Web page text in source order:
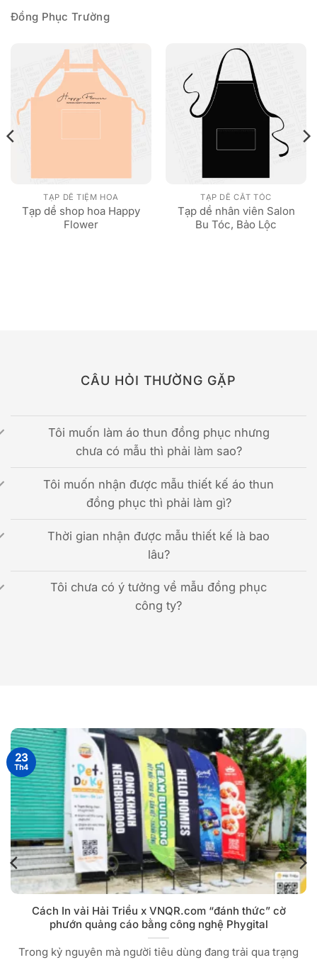
Đồng Phục Trường
TẠP DỀ TIỆM HOA
Tạp dề shop hoa Happy
Flower
TẠP DỀ CẮT TÓC
Tạp dề nhân viên Salon
Bu Tóc, Bảo Lộc
CÂU HỎI THƯỜNG GẶP
Tôi muốn làm áo thun đồng phục nhưng
chưa có mẫu thì phải làm sao?
Tôi muốn nhận được mẫu thiết kế áo thun
đồng phục thì phải làm gì?
Thời gian nhận được mẫu thiết kế là bao
lâu?
Tôi chưa có ý tưởng về mẫu đồng phục
công ty?
Cách In vải Hải Triều x VNQR.com “đánh thức” cờ
phướn quảng cáo bằng công nghệ Phygital
Trong kỷ nguyên mà người tiêu dùng đang trải qua trạng
23
Th4